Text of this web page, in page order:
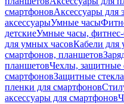
смартфоновАксессуары для
аксессуарыУмные часы
детскиеУмные часы, фитнес-
для умных часовКабели для
смартфонов, планшетов
планшетовЧехлы, защитные
смартфоновЗащитные
пленки для смартфонов
аксессуары для смартфонов